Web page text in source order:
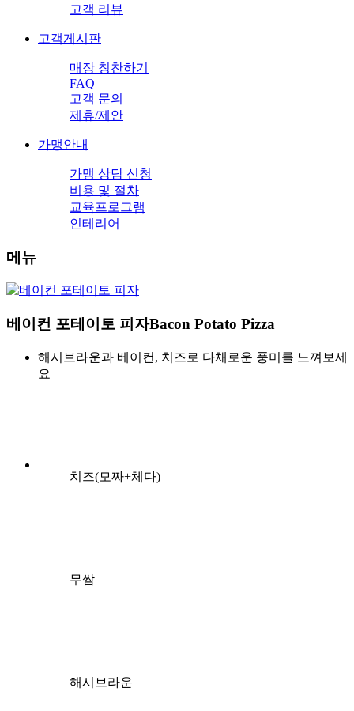
고객 리뷰
고객게시판
매장 칭찬하기
FAQ
고객 문의
제휴/제안
가맹안내
가맹 상담 신청
비용 및 절차
교육프로그램
인테리어
메뉴
베이컨 포테이토 피자Bacon Potato Pizza
해시브라운과 베이컨, 치즈로 다채로운 풍미를 느껴보세
요
치즈(모짜+체다)
무쌈
해시브라운